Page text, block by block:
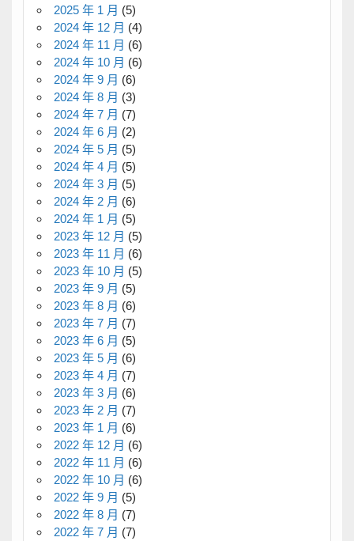
2025 年 1 月 (5)
2024 年 12 月 (4)
2024 年 11 月 (6)
2024 年 10 月 (6)
2024 年 9 月 (6)
2024 年 8 月 (3)
2024 年 7 月 (7)
2024 年 6 月 (2)
2024 年 5 月 (5)
2024 年 4 月 (5)
2024 年 3 月 (5)
2024 年 2 月 (6)
2024 年 1 月 (5)
2023 年 12 月 (5)
2023 年 11 月 (6)
2023 年 10 月 (5)
2023 年 9 月 (5)
2023 年 8 月 (6)
2023 年 7 月 (7)
2023 年 6 月 (5)
2023 年 5 月 (6)
2023 年 4 月 (7)
2023 年 3 月 (6)
2023 年 2 月 (7)
2023 年 1 月 (6)
2022 年 12 月 (6)
2022 年 11 月 (6)
2022 年 10 月 (6)
2022 年 9 月 (5)
2022 年 8 月 (7)
2022 年 7 月 (7)